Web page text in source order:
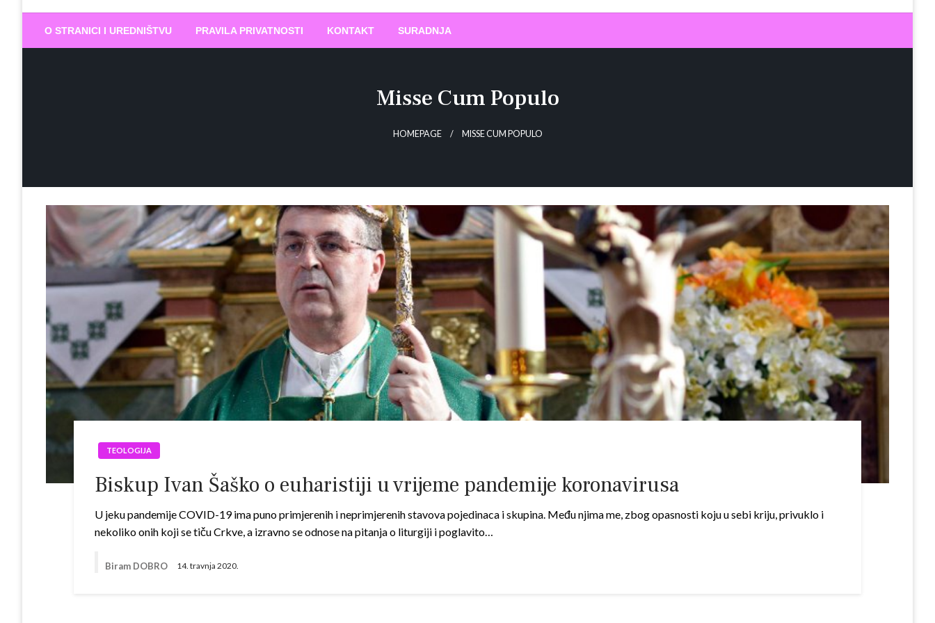
Biram DOBRO
O STRANICI I UREDNIŠTVU PRAVILA PRIVATNOSTI KONTAKT SURADNJA
Misse Cum Populo
HOMEPAGE MISSE CUM POPULO
TEOLOGIJA
Biskup Ivan Šaško o euharistiji u vrijeme pandemije koronavirusa
U jeku pandemije COVID-19 ima puno primjerenih i neprimjerenih stavova pojedinaca i skupina. Među njima me, zbog opasnosti koju u sebi kriju, privuklo i
nekoliko onih koji se tiču Crkve, a izravno se odnose na pitanja o liturgiji i poglavito…
Biram DOBRO 14. travnja 2020.